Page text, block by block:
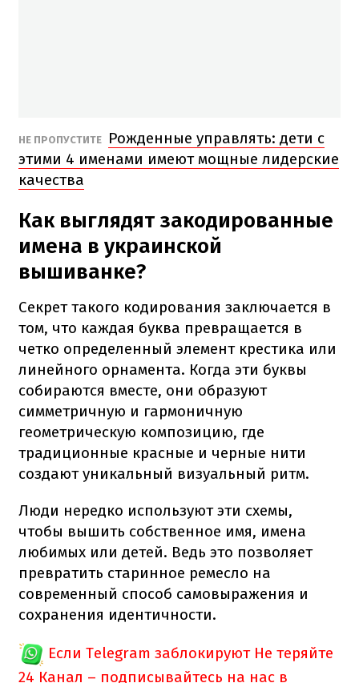
НЕ ПРОПУСТИТЕ
Рожденные управлять: дети с
этими 4 именами имеют мощные лидерские
качества
Как выглядят закодированные
имена в украинской
вышиванке?
Секрет такого кодирования заключается в
том, что каждая буква превращается в
четко определенный элемент крестика или
линейного орнамента. Когда эти буквы
собираются вместе, они образуют
симметричную и гармоничную
геометрическую композицию, где
традиционные красные и черные нити
создают уникальный визуальный ритм.
Люди нередко используют эти схемы,
чтобы вышить собственное имя, имена
любимых или детей. Ведь это позволяет
превратить старинное ремесло на
современный способ самовыражения и
сохранения идентичности.
Если Telegram заблокируют Не теряйте
24 Канал – подписывайтесь на нас в